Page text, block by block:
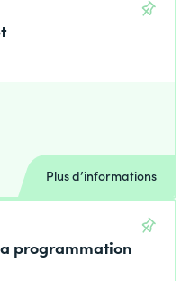
Plus d’informations
programmation